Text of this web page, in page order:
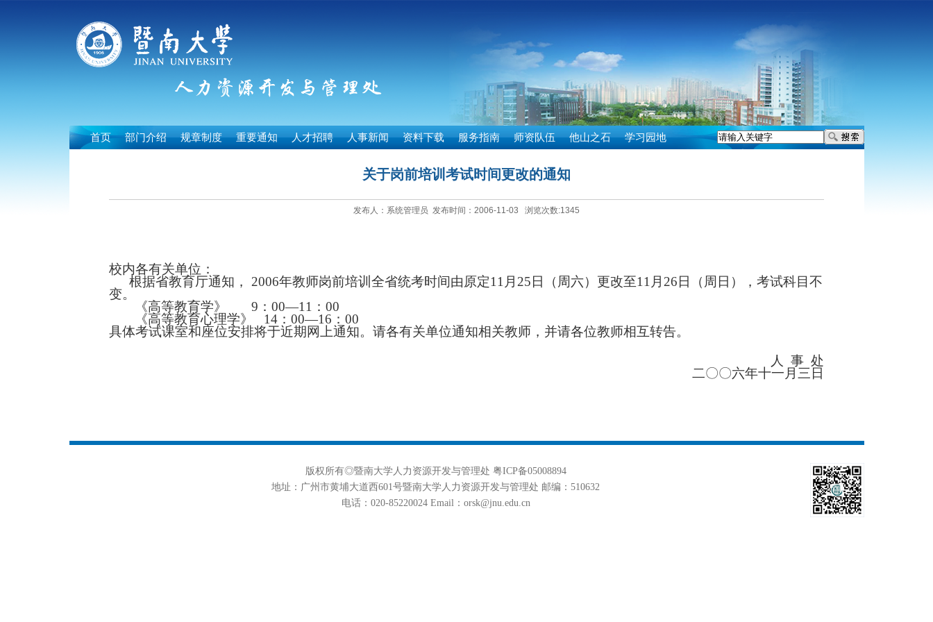
首页 部门介绍 规章制度 重要通知 人才招聘 人事新闻 资料下载 服务指南 师资队伍 他山之石 学习园地
关于岗前培训考试时间更改的通知
发布人：系统管理员 发布时间：2006-11-03 浏览次数:1345
校内各有关单位：
根据省教育厅通知，
2006年教师岗前培训全省统考时间由原定11 月 25 日（周六）更改至11 月 26 日（周日），考试科目不
变。
《高等教育学》
9 ： 00—11 ： 00
《高等教育心理学》
14： 00—16 ： 00
具体考试课室和座位安排将于近期网上通知。请各有关单位通知相关教师，并请各位教师相互转告。
人
事 处
二〇〇六年十一月三日
版权所有◎暨南大学人力资源开发与管理处 粤ICP备05008894
地址：广州市黄埔大道西601号暨南大学人力资源开发与管理处 邮编：510632
电话：020-85220024 Email：orsk@jnu.edu.cn